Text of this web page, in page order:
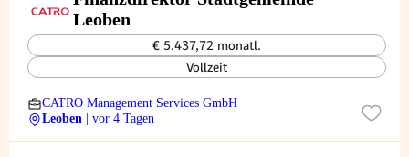
Leoben
€ 5.437,72 monatl.
Vollzeit
CATRO Management Services GmbH
Leoben
| vor 4 Tagen